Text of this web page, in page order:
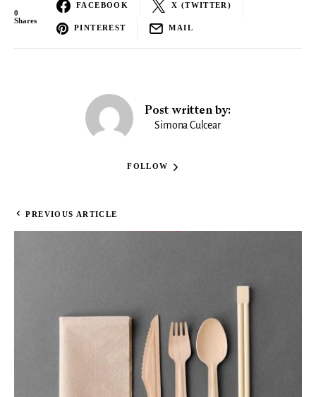
0
Shares
FACEBOOK X (TWITTER)
PINTEREST MAIL
Post written by:
Simona Culcear
FOLLOW
PREVIOUS ARTICLE